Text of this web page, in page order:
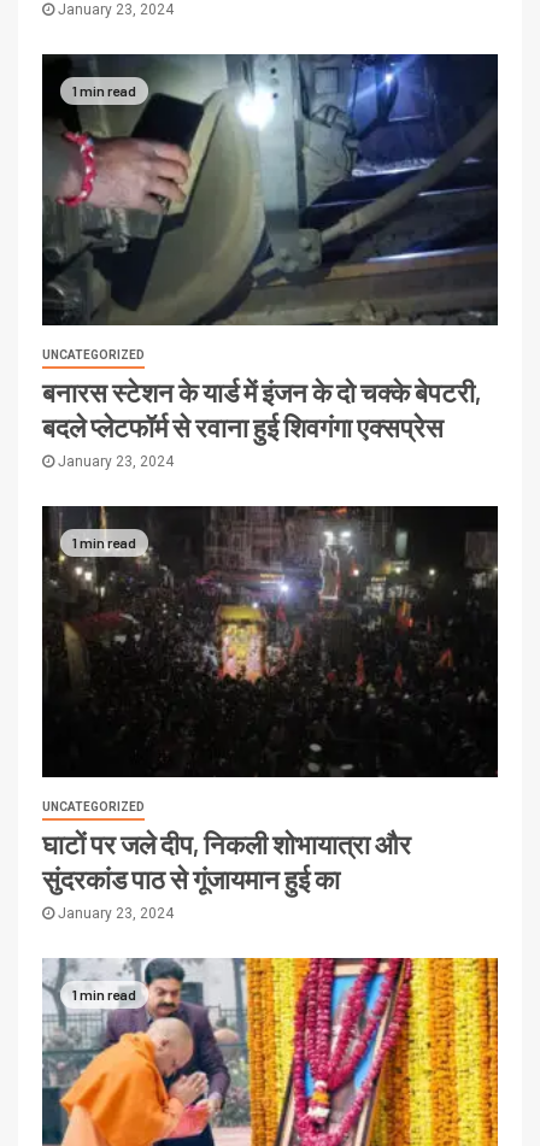
January 23, 2024
1 min read
UNCATEGORIZED
बनारस स्टेशन के यार्ड में इंजन के दो चक्के बेपटरी,
बदले प्लेटफॉर्म से रवाना हुई शिवगंगा एक्सप्रेस
January 23, 2024
1 min read
UNCATEGORIZED
घाटों पर जले दीप, निकली शोभायात्रा और
सुंदरकांड पाठ से गूंजायमान हुई का
January 23, 2024
1 min read